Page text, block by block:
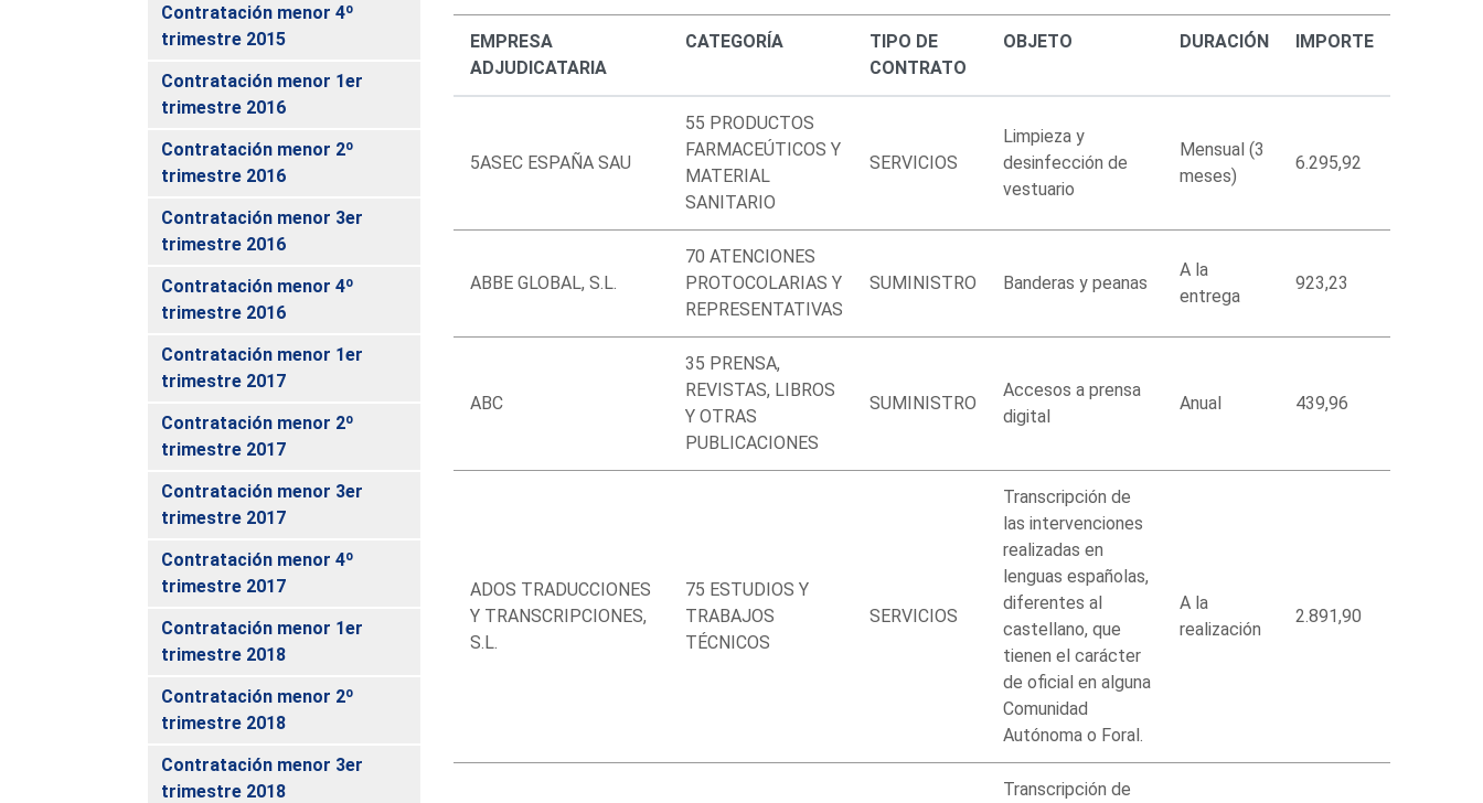
Contratación menor 4º
trimestre 2015
Contratación menor 1er
trimestre 2016
Contratación menor 2º
trimestre 2016
Contratación menor 3er
trimestre 2016
Contratación menor 4º
trimestre 2016
Contratación menor 1er
trimestre 2017
Contratación menor 2º
trimestre 2017
Contratación menor 3er
trimestre 2017
Contratación menor 4º
trimestre 2017
Contratación menor 1er
trimestre 2018
Contratación menor 2º
trimestre 2018
Contratación menor 3er
trimestre 2018
EMPRESA
ADJUDICATARIA
CATEGORÍA
TIPO DE
CONTRATO
OBJETO DURACIÓN IMPORTE
5ASEC ESPAÑA SAU
55 PRODUCTOS
FARMACEÚTICOS Y
MATERIAL
SANITARIO
SERVICIOS
Limpieza y
desinfección de
vestuario
Mensual (3
meses)
6.295,92
ABBE GLOBAL, S.L.
70 ATENCIONES
PROTOCOLARIAS Y
REPRESENTATIVAS
SUMINISTRO Banderas y peanas
A la
entrega
923,23
ABC
35 PRENSA,
REVISTAS, LIBROS
Y OTRAS
PUBLICACIONES
SUMINISTRO
Accesos a prensa
digital
Anual 439,96
ADOS TRADUCCIONES
Y TRANSCRIPCIONES,
S.L.
75 ESTUDIOS Y
TRABAJOS
TÉCNICOS
SERVICIOS
Transcripción de
las intervenciones
realizadas en
lenguas españolas,
diferentes al
castellano, que
tienen el carácter
de oficial en alguna
Comunidad
Autónoma o Foral.
A la
realización
2.891,90
Transcripción de